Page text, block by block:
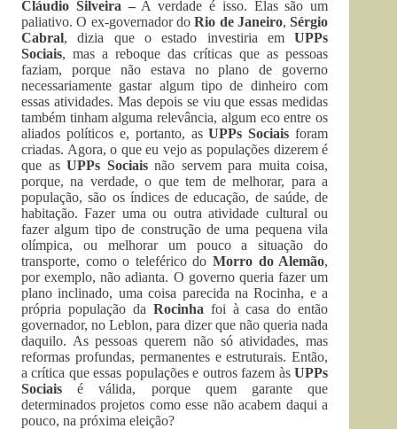
Cláudio Silveira –A verdade é isso. Elas são um
paliativo. O ex-governador doRio de Janeiro,Sérgio
Cabral, dizia que o estado investiria emUPPs
Sociais, mas a reboque das críticas que as pessoas
faziam, porque não estava no plano de governo
necessariamente gastar algum tipo de dinheiro com
essas atividades. Mas depois se viu que essas medidas
também tinham alguma relevância, algum eco entre os
aliados políticos e, portanto, asUPPs Sociais foram
criadas. Agora, o que eu vejo as populações dizerem é
que asUPPs Sociaisnão servem para muita coisa,
porque, na verdade, o que tem de melhorar, para a
população, são os índices de educação, de saúde, de
habitação. Fazer uma ou outra atividade cultural ou
fazer algum tipo de construção de uma pequena vila
olímpica, ou melhorar um pouco a situação do
transporte, como o teleférico doMorro do Alemão,
por exemplo, não adianta. O governo queria fazer um
plano inclinado, uma coisa parecida na Rocinha, e a
própria população da Rocinha foi à casa do então
governador, no Leblon, para dizer que não queria nada
daquilo. As pessoas querem não só atividades, mas
reformas profundas, permanentes e estruturais. Então,
a crítica que essas populações e outros fazem àsUPPs
Sociais é válida, porque quem garante que
determinados projetos como esse não acabem daqui a
pouco, na próxima eleição?